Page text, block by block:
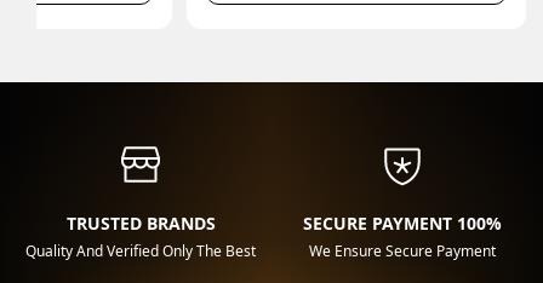
100% SECURE PAYMENT
We Ensure Secure Payment
TRUSTED BRANDS
Quality And Verified Only The Best